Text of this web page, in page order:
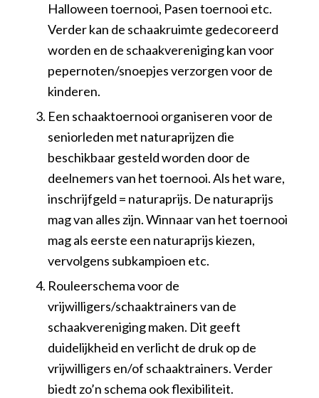
Halloween toernooi, Pasen toernooi etc.
Verder kan de schaakruimte gedecoreerd
worden en de schaakvereniging kan voor
pepernoten/snoepjes verzorgen voor de
kinderen.
Een schaaktoernooi organiseren voor de
seniorleden met naturaprijzen die
beschikbaar gesteld worden door de
deelnemers van het toernooi. Als het ware,
inschrijfgeld = naturaprijs. De naturaprijs
mag van alles zijn. Winnaar van het toernooi
mag als eerste een naturaprijs kiezen,
vervolgens subkampioen etc.
Rouleerschema voor de
vrijwilligers/schaaktrainers van de
schaakvereniging maken. Dit geeft
duidelijkheid en verlicht de druk op de
vrijwilligers en/of schaaktrainers. Verder
biedt zo’n schema ook flexibiliteit.